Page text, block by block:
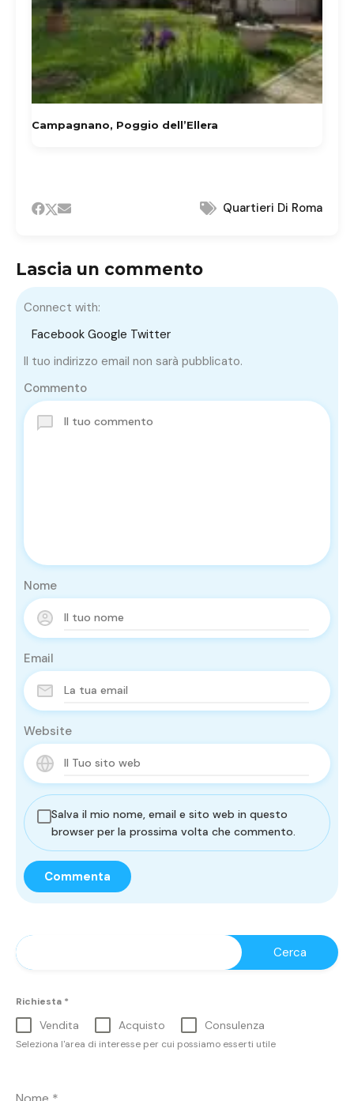
Campagnano, Poggio dell’Ellera
Quartieri Di Roma
Lascia un commento
Connect with:
Facebook Google Twitter
Il tuo indirizzo email non sarà pubblicato.
Commento
Nome
Email
Website
Salva il mio nome, email e sito web in questo
browser per la prossima volta che commento.
Richiesta *
Vendita Acquisto Consulenza
Seleziona l'area di interesse per cui possiamo esserti utile